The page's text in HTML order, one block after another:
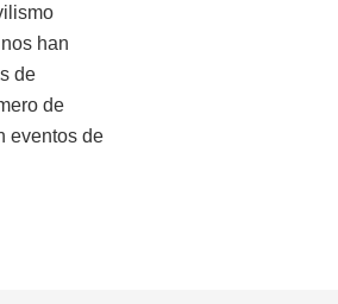
han
de
de
eventos de